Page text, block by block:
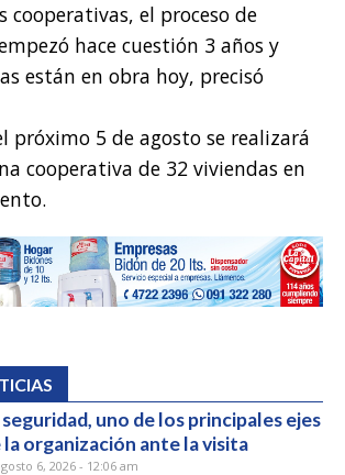
cooperativas, el proceso de
hace cuestión 3 años y
están en obra hoy, precisó
próximo 5 de agosto se realizará
cooperativa de 32 viviendas en
seguridad, uno de los principales ejes
la organización ante la visita
6, 2026 - 12:06 am